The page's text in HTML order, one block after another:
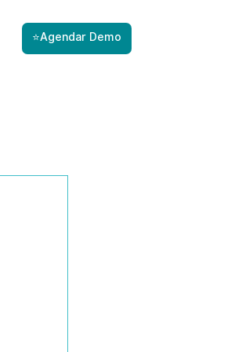
⭐Agendar Demo
com IA